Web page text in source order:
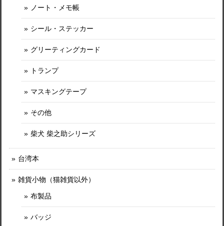
ノート・メモ帳
シール・ステッカー
グリーティングカード
トランプ
マスキングテープ
その他
柴犬 柴之助シリーズ
台湾本
雑貨小物（猫雑貨以外）
布製品
バッジ